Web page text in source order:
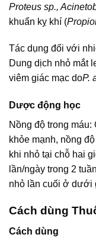
Proteus sp.,
khuẩn kỵ khí (
Tác dụng đối với
Dung dịch nhỏ mắt
viêm giác mạc doP.
Dược động học
Nồng độ trong
khỏe mạnh, nồng
khi nhỏ tại chỗ hai
lần/ngày trong 2
nhỏ lần cuối ở dưới
Cách dùng
Cách dùng